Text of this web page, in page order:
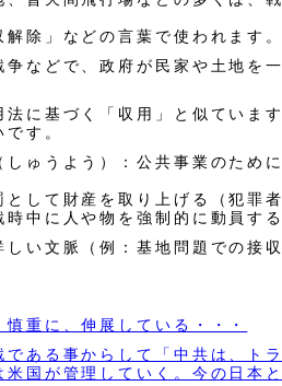
解除」などの言葉で使われます
争などで、政府が民家や土地を
法に基づく「収用」と似ていま
す。
しゅうよう）：公共事業のため
として財産を取り上げる（犯罪
時中に人や物を強制的に動員す
しい文脈（例：基地問題での接
慎重に、伸展している・・・
である事からして「中共は、ト
米国が管理していく。今の日本